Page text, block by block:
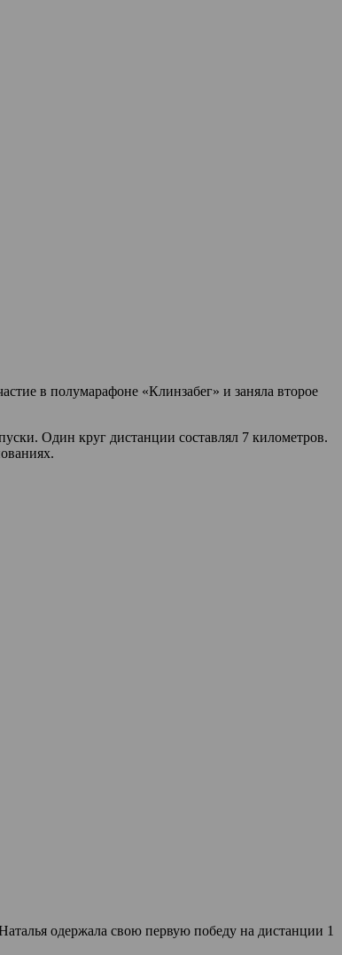
в полумарафоне «Клинзабег» и заняла второе
Один круг дистанции составлял 7 километров.
одержала свою первую победу на дистанции 1